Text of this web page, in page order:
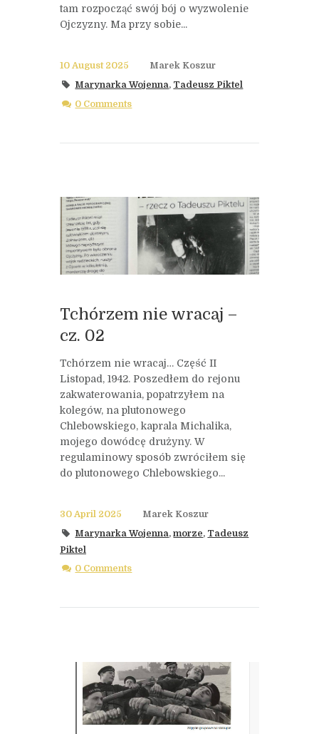
tam rozpocząć swój bój o wyzwolenie
Ojczyzny. Ma przy sobie...
10 August 2025
Marek Koszur
Marynarka Wojenna, Tadeusz Piktel
0 Comments
Tchórzem nie wracaj –
cz. 02
Tchórzem nie wracaj… Część II
Listopad, 1942. Poszedłem do rejonu
zakwaterowania, popatrzyłem na
kolegów, na plutonowego
Chlebowskiego, kaprala Michalika,
mojego dowódcę drużyny. W
regulaminowy sposób zwróciłem się
do plutonowego Chlebowskiego...
30 April 2025
Marek Koszur
Marynarka Wojenna,morze, Tadeusz
Piktel
0 Comments